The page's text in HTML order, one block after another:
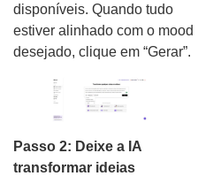
disponíveis. Quando tudo
estiver alinhado com o mood
desejado, clique em “Gerar”.
Passo 2: Deixe a IA
transformar ideias